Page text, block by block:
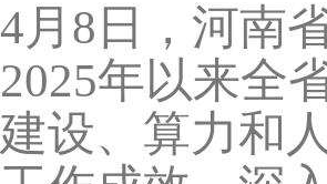
4月8日，河南
2025年以来全
建设、算力和